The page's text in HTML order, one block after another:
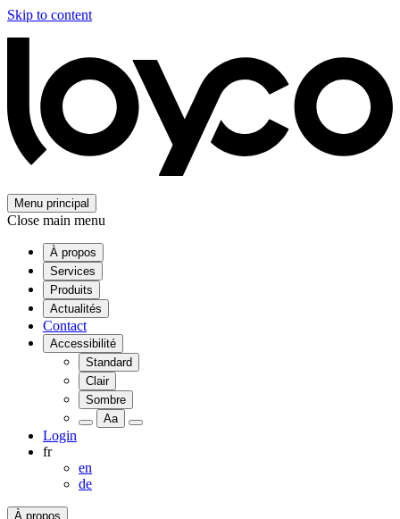
Skip to content
Menu principal
Close main menu
À propos
Services
Produits
Actualités
Contact
Accessibilité
Standard
Clair
Sombre
Aa
Login
fr
en
de
À propos